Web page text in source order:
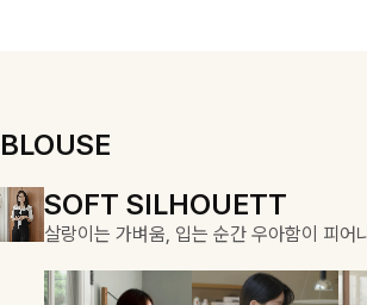
BLOUSE
SOFT SILHOUETT
살랑이는 가벼움, 입는 순간 우아함이 피어
COZY ESSENTIAL
매일의 일상을 부드럽게 감싸줄 니트 컬렉
DOUBLE THE JOY
함께할 때 더욱 완벽한, 합리적인 선택으로 채